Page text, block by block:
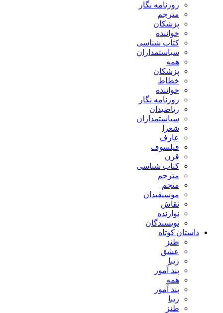
روزنامه نگار
مترجم
پزشکان
خواننده
کتاب شناسی
سیاستمداران
همه
پزشکان
خطاط
خواننده
روزنامه نگار
ریاضیدان
سیاستمداران
شعرا
عارف
فیلسوف
قرن
کتاب شناسی
مترجم
منجم
موسیقیدان
نقاش
نوازنده
نویسندگان
داستان کوتاه
طنز
عشق
زیبا
پند آموز
همه
پند آموز
زیبا
طنز